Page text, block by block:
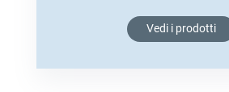
Vedi i prodotti